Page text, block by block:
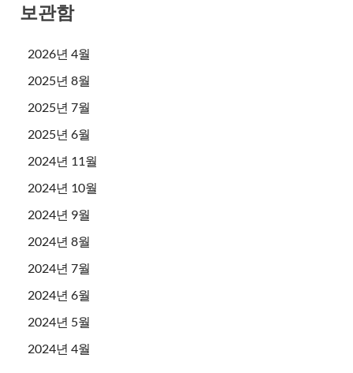
보관함
2026년 4월
2025년 8월
2025년 7월
2025년 6월
2024년 11월
2024년 10월
2024년 9월
2024년 8월
2024년 7월
2024년 6월
2024년 5월
2024년 4월